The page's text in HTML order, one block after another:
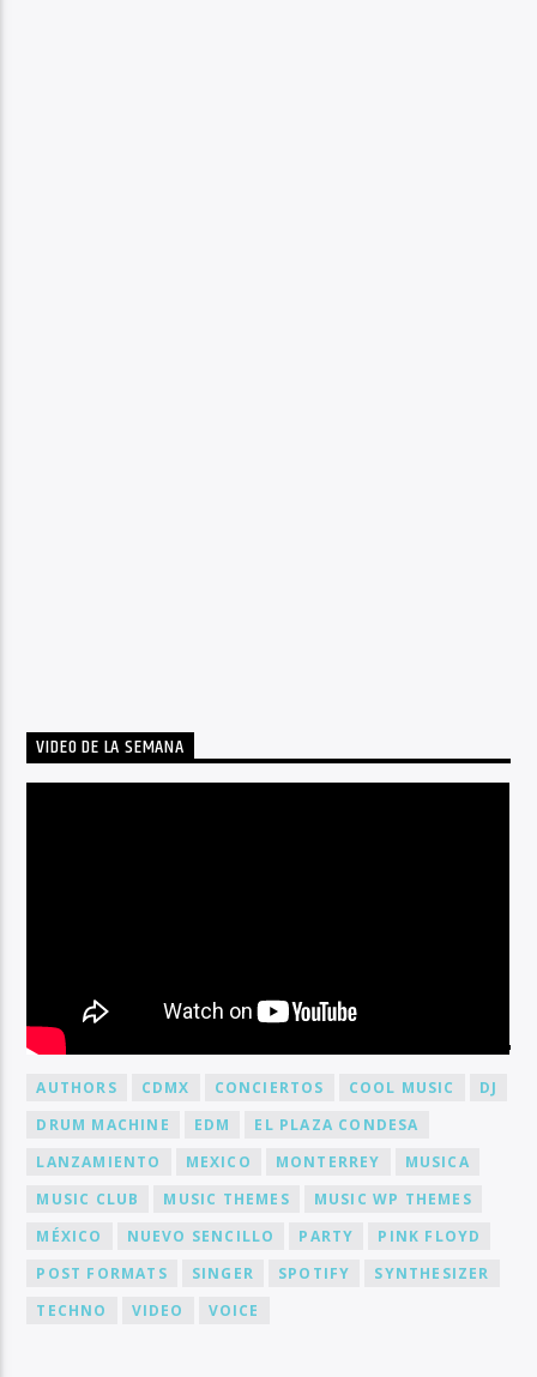
VIDEO DE LA SEMANA
BY TAG
AUTHORS CDMX CONCIERTOS COOL MUSIC
DJ
DRUM MACHINE
EDM
EL PLAZA CONDESA
LANZAMIENTO
MEXICO MONTERREY
MUSICA
MUSIC CLUB
MUSIC THEMES
MUSIC WP THEMES
MÉXICO
NUEVO SENCILLO PARTY
PINK FLOYD
POST FORMATS
SINGER SPOTIFY
SYNTHESIZER
TECHNO
VIDEO VOICE